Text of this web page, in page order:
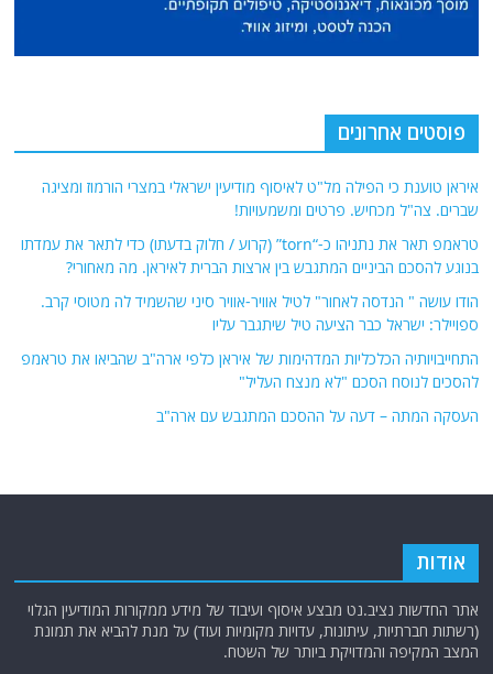
פוסטים אחרונים
איראן טוענת כי הפילה מל"ט לאיסוף מודיעין ישראלי במצרי הורמוז ומציגה
שברים. צה"ל מכחיש. פרטים ומשמעויות!
טראמפ תאר את נתניהו כ-“torn” (קרוע / חלוק בדעתו) כדי לתאר את עמדתו
בנוגע להסכם הביניים המתגבש בין ארצות הברית לאיראן. מה מאחורי?
הודו עושה " הנדסה לאחור" לטיל אוויר-אוויר סיני שהשמיד לה מטוסי קרב.
ספויילר: ישראל כבר הציעה טיל שיתגבר עליו
התחייבויותיה הכלכליות המדהימות של איראן כלפי ארה"ב שהביאו את טראמפ
להסכים לנוסח הסכם "לא מנצח העליל"
העסקה המתה – דעה על ההסכם המתגבש עם ארה"ב
אודות
אתר החדשות נציב.נט מבצע איסוף ועיבוד של מידע ממקורות המודיעין הגלוי
(רשתות חברתיות, עיתונות, עדויות מקומיות ועוד) על מנת להביא את תמונת
המצב המקיפה והמדויקת ביותר של השטח.